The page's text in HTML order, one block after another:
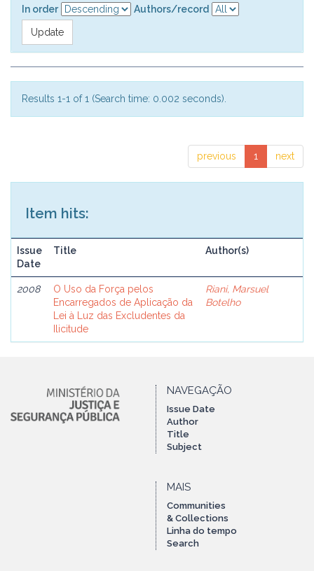
In order
Authors/record
Results 1-1 of 1 (Search time: 0.002 seconds).
previous 1 next
Item hits:
Issue
Date
Title Author(s)
2008
O Uso da Força pelos
Encarregados de Aplicação da
Lei à Luz das Excludentes da
Ilicitude
Riani, Marsuel
Botelho
NAVEGAÇÃO
Issue Date
Author
Title
Subject
MAIS
Communities
& Collections
Linha do tempo
Search